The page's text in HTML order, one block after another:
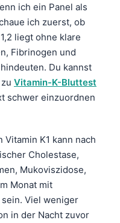
ich ein Panel als
ich zuerst, ob
liegt ohne klare
Fibrinogen und
Du kannst
Vitamin-K-Bluttest
schwer einzuordnen
K1 kann nach
Cholestase,
Mukoviszidose,
Monat mit
Viel weniger
in der Nacht zuvor